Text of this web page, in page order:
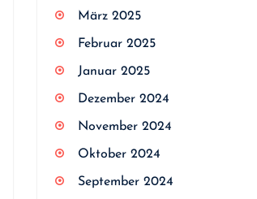
März 2025
Februar 2025
Januar 2025
Dezember 2024
November 2024
Oktober 2024
September 2024